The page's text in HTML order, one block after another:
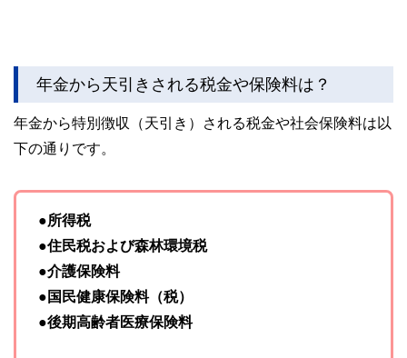
年金から天引きされる税金や保険料は？
年金から特別徴収（天引き）される税金や社会保険料は以
下の通りです。
●所得税
●住民税および森林環境税
●介護保険料
●国民健康保険料（税）
●後期高齢者医療保険料